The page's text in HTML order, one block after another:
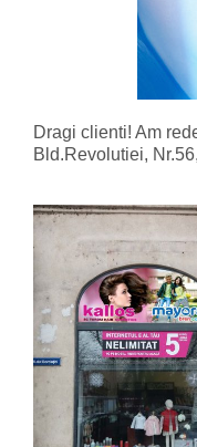
Dragi clienti! Am
Bld.Revolutiei,